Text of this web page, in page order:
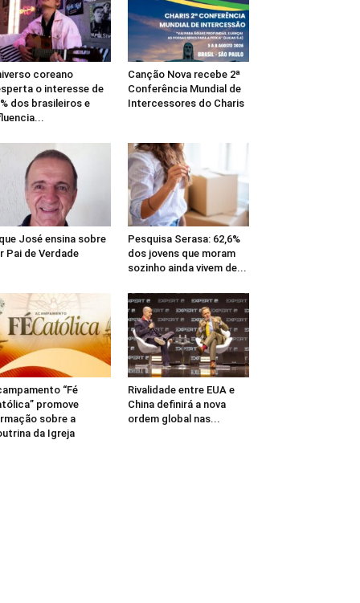
coreano
o interesse de
dos brasileiros e
Canção Nova recebe 2ª
Conferência Mundial de
Intercessores do Charis
José ensina sobre
Pai de Verdade
Pesquisa Serasa: 62,6%
dos jovens que moram
sozinho ainda vivem de...
“Fé
promove
sobre a
da Igreja
Rivalidade entre EUA e
China definirá a nova
ordem global nas...